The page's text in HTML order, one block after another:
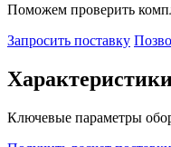
Поможем проверить
Запросить поставку
Ключевые параметры